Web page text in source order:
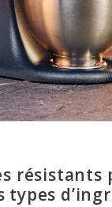
résistants
types